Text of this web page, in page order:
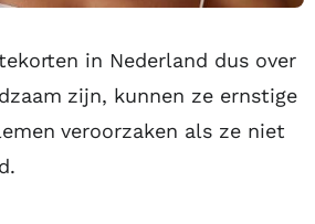
in Nederland dus over
zijn, kunnen ze ernstige
veroorzaken als ze niet